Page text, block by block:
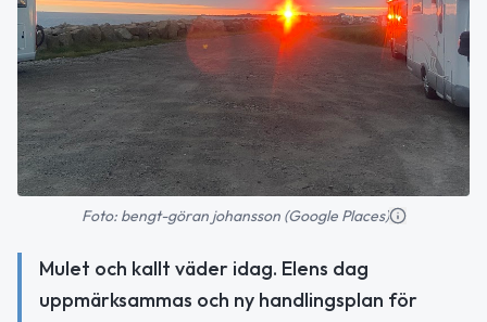
Foto: bengt-göran johansson (Google Places)
Mulet och kallt väder idag. Elens dag
uppmärksammas och ny handlingsplan för